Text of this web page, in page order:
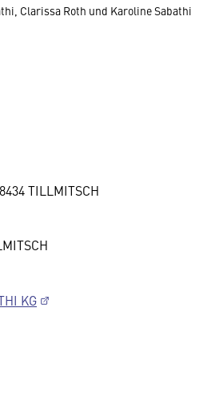
Clarissa Roth und Karoline Sabathi
TILLMITSCH
KG